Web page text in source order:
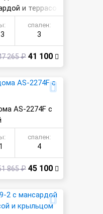
и террасо
спален:
3
265 ₽ 41 100
AS-2274F с
спален:
4
865 ₽ 45 100